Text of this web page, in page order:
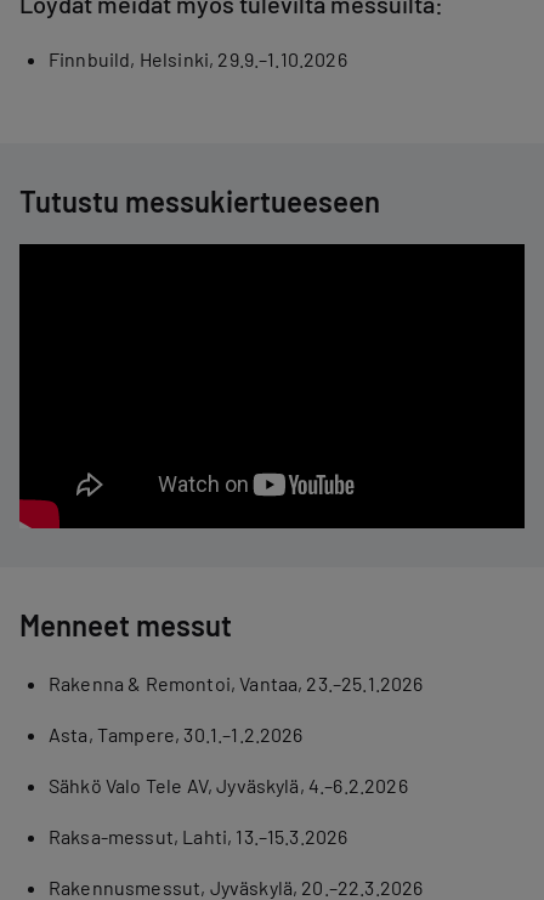
Finnbuild, Helsinki, 29.9.–1.10.2026
Tutustu messukiertueeseen
Menneet messut
Rakenna & Remontoi, Vantaa, 23.–25.1.2026
Asta, Tampere, 30.1.–1.2.2026
Sähkö Valo Tele AV, Jyväskylä, 4.–6.2.2026
Raksa-messut, Lahti, 13.–15.3.2026
Rakennusmessut, Jyväskylä, 20.–22.3.2026